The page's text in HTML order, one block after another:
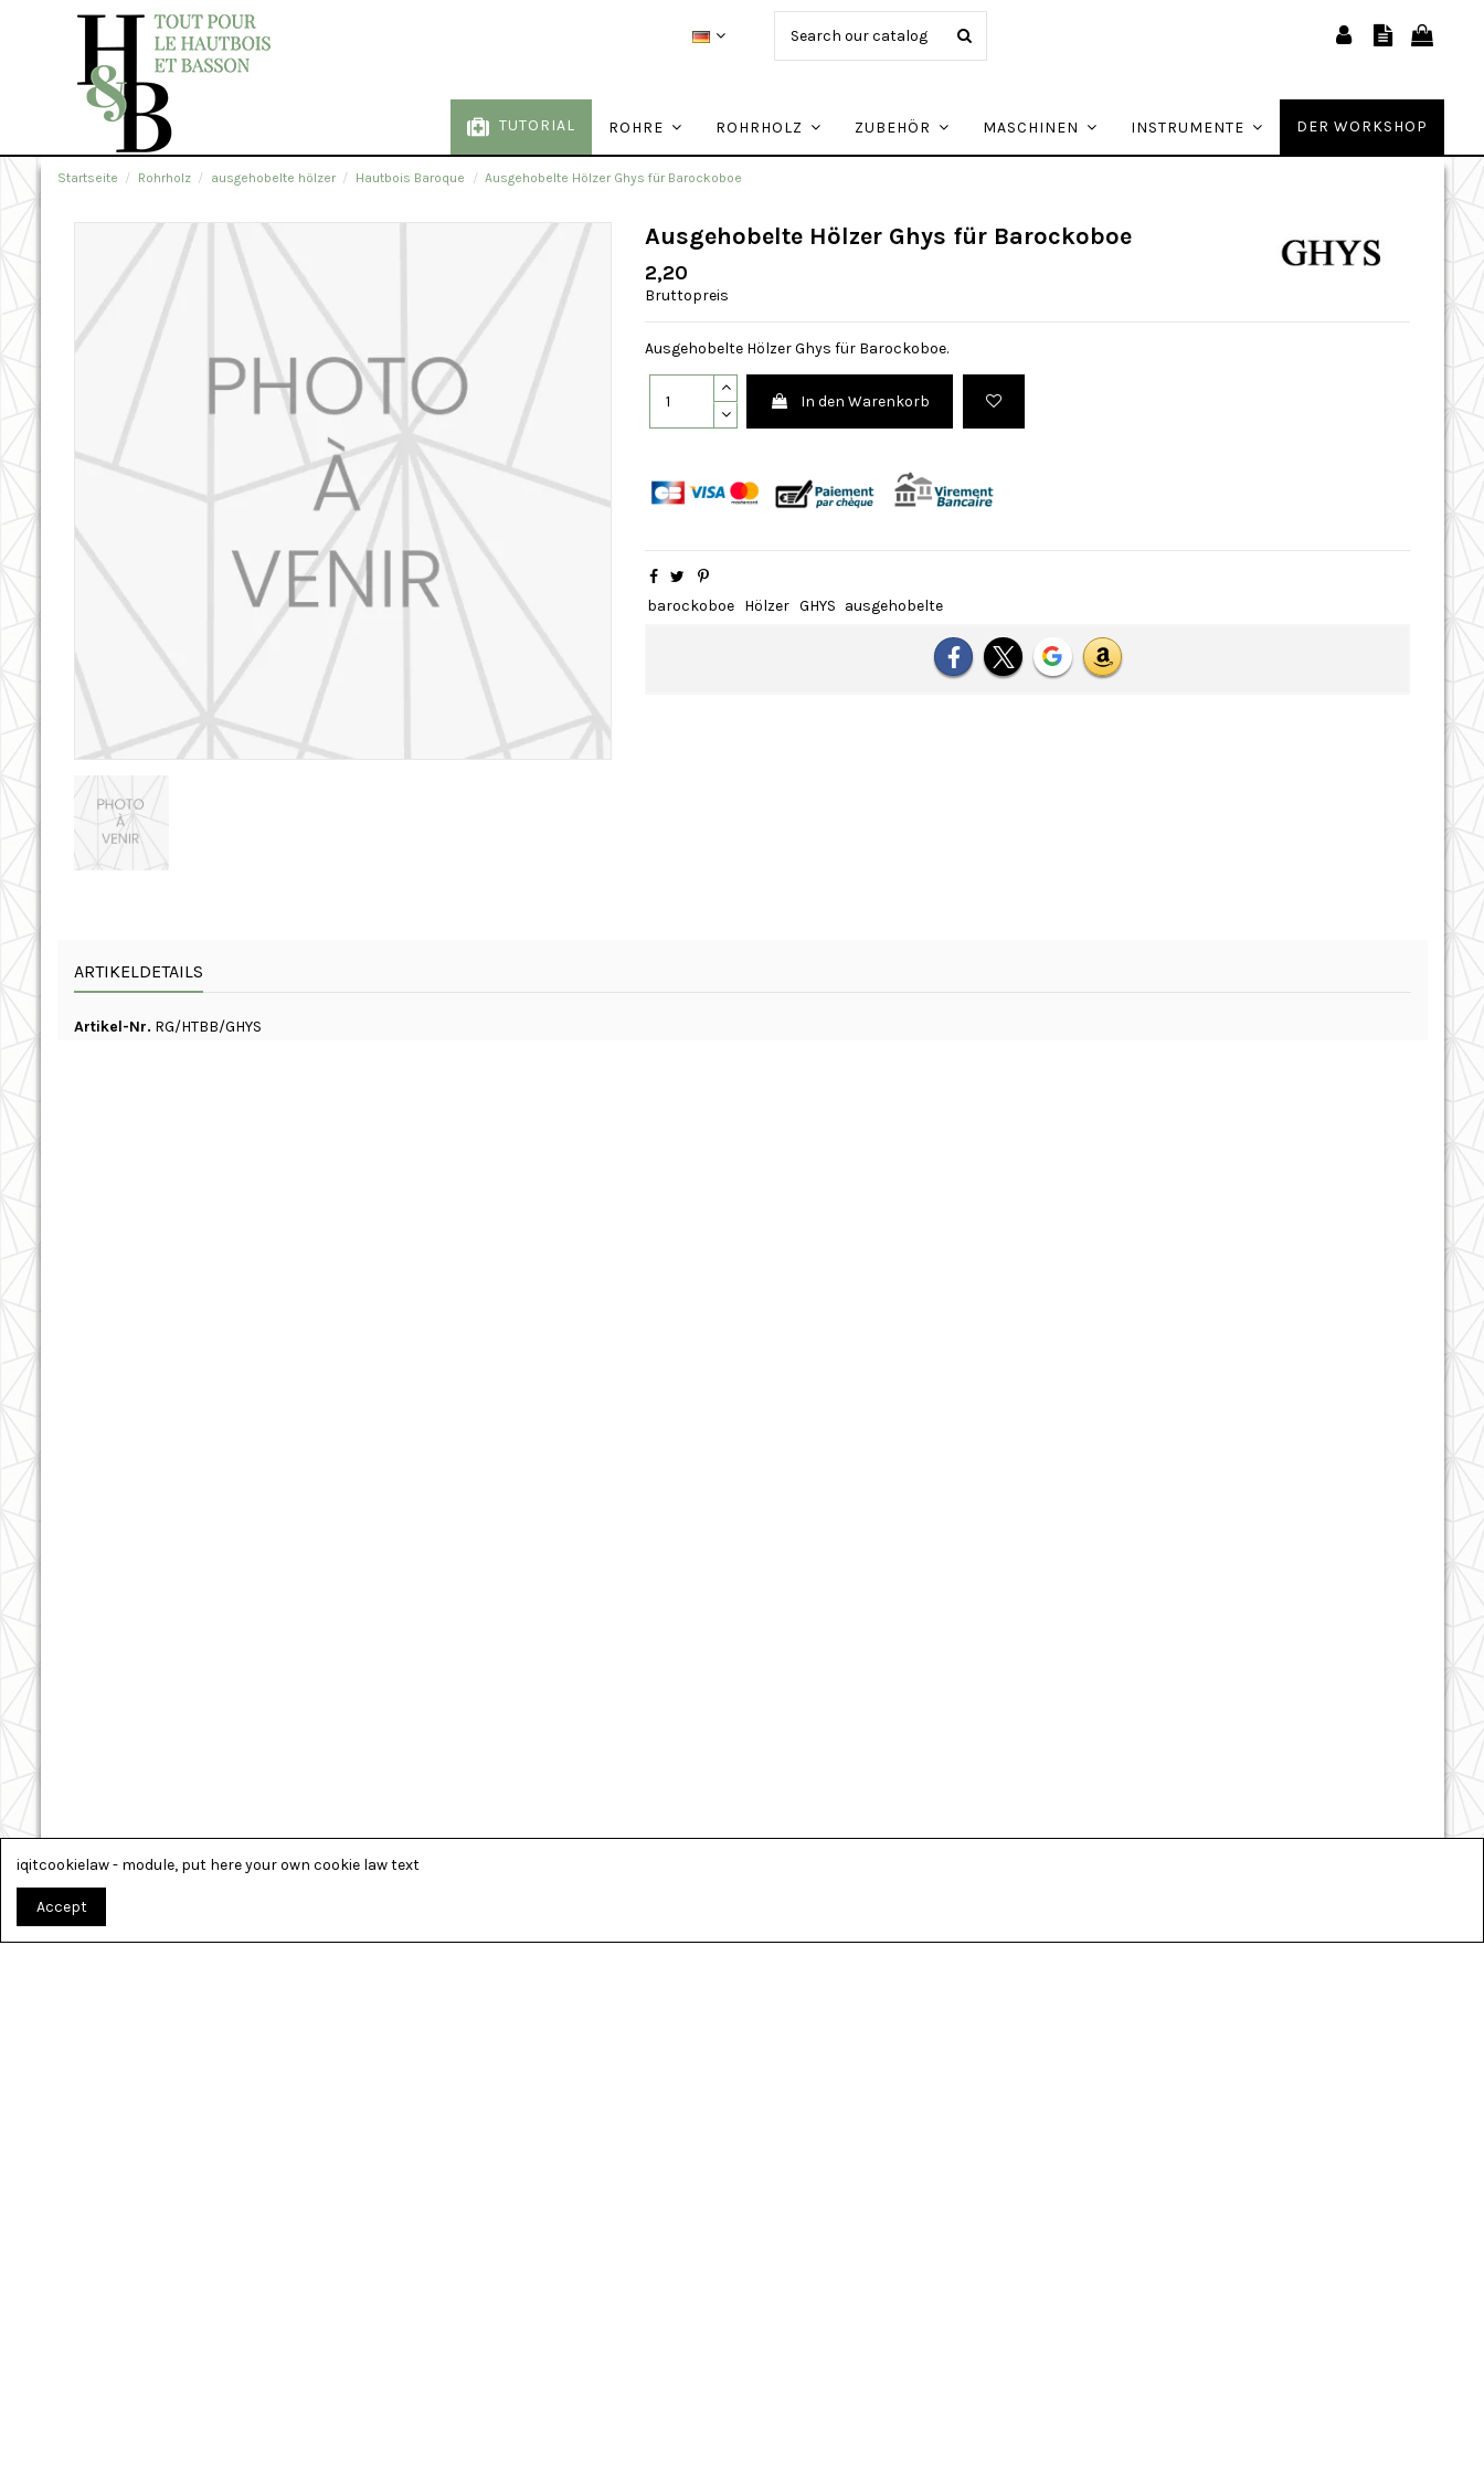
TUTORIAL ROHRE ROHRHOLZ ZUBEHÖR MASCHINEN INSTRUMENTE DER WORKSHOP
Startseite Rohrholz ausgehobelte hölzer Hautbois Baroque Ausgehobelte Hölzer Ghys für Barockoboe
Ausgehobelte Hölzer Ghys für Barockoboe
2,20
Bruttopreis
Ausgehobelte Hölzer Ghys für Barockoboe.
In den Warenkorb
barockoboe Hölzer GHYS ausgehobelte
ARTIKELDETAILS
Artikel-Nr. RG/HTBB/GHYS
iqitcookielaw - module, put here your own cookie law text
Accept